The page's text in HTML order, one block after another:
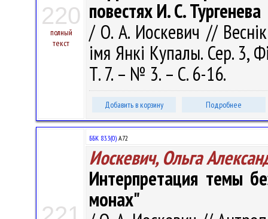
220
полный
текст
повестях И. С. Тургенева
/ О. А. Иоскевич // Веснік
імя Янкі Купалы. Сер. 3,
Т. 7. – № 3. – С. 6-16.
Добавить в корзину Подробнее
ББК 83.3(0) А72
Иоскевич, Ольга
Интерпретация темы
монах"